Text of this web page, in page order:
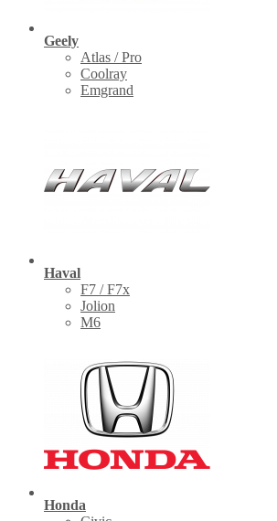
Geely
Atlas / Pro
Coolray
Emgrand
Haval
F7 / F7x
Jolion
M6
Honda